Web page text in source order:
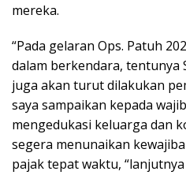
mereka.
“Pada gelaran Ops. Patuh
dalam berkendara, tentunya
juga akan turut dilakukan
saya sampaikan kepada
mengedukasi keluarga dan
segera menunaikan
pajak tepat waktu, “lanjutnya